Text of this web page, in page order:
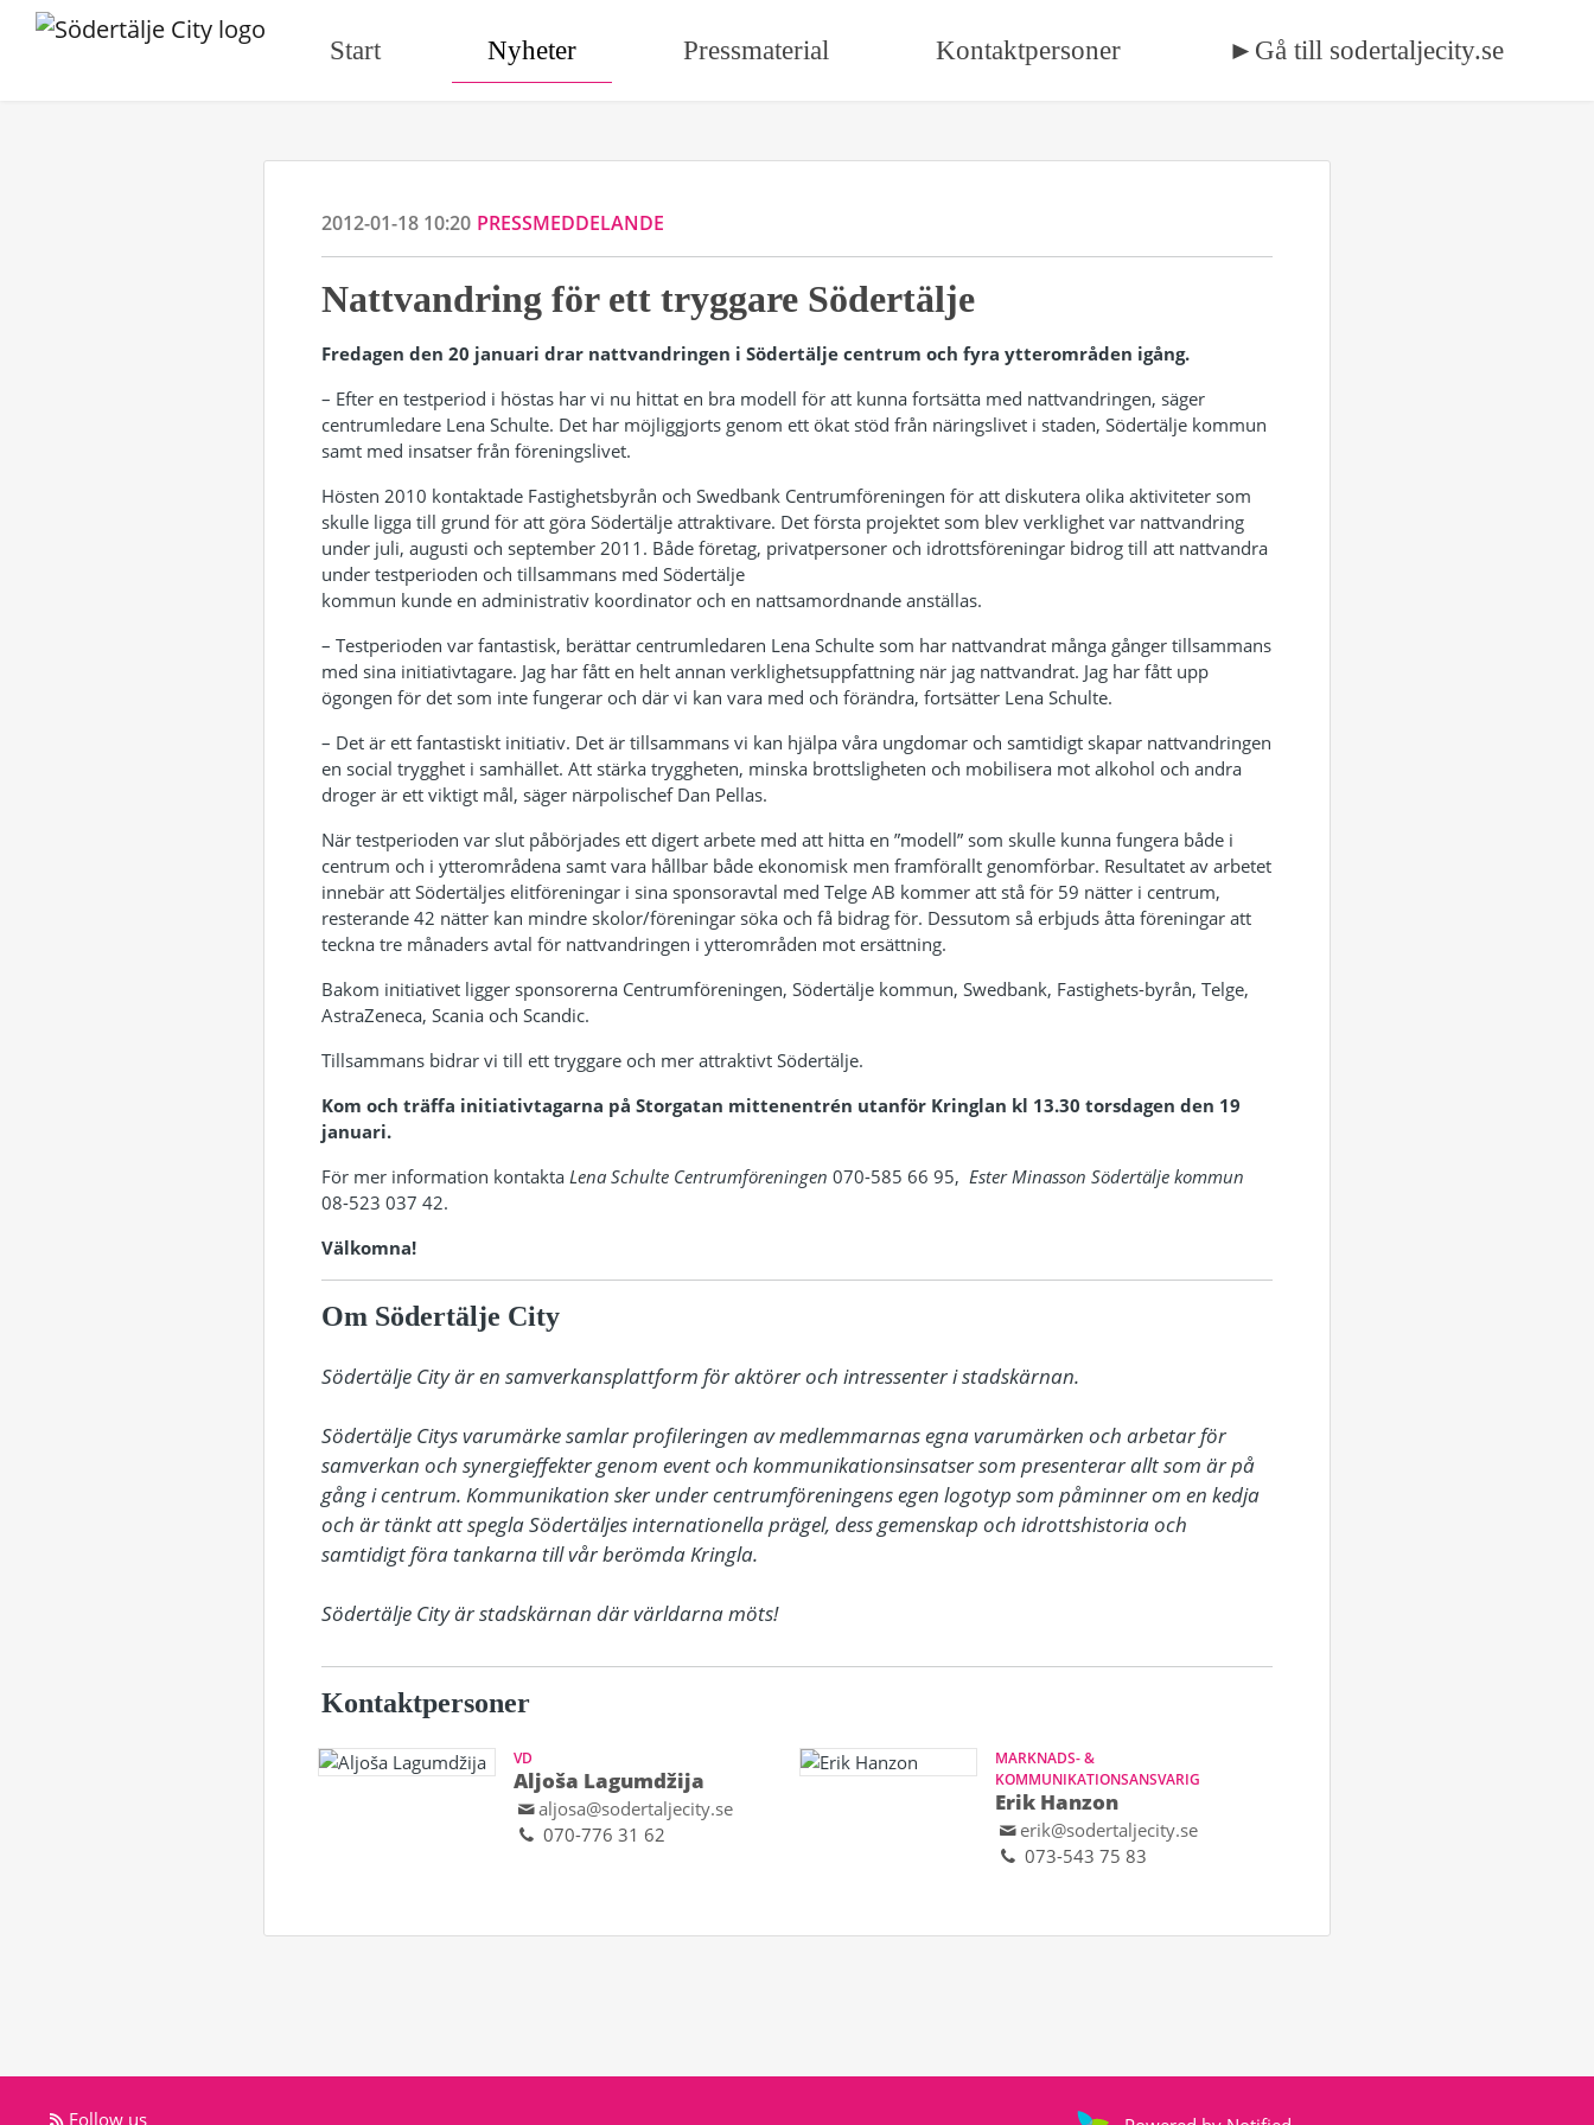
Start Nyheter Pressmaterial Kontaktpersoner ►Gå till sodertaljecity.se
2012-01-18 10:20 PRESSMEDDELANDE
Nattvandring för ett tryggare Södertälje
Fredagen den 20 januari drar nattvandringen i Södertälje centrum och fyra ytterområden igång.
– Efter en testperiod i höstas har vi nu hittat en bra modell för att kunna fortsätta med nattvandringen, säger
centrumledare Lena Schulte. Det har möjliggjorts genom ett ökat stöd från näringslivet i staden, Södertälje kommun
samt med insatser från föreningslivet.
Hösten 2010 kontaktade Fastighetsbyrån och Swedbank Centrumföreningen för att diskutera olika aktiviteter som
skulle ligga till grund för att göra Södertälje attraktivare. Det första projektet som blev verklighet var nattvandring
under juli, augusti och september 2011. Både företag, privatpersoner och idrottsföreningar bidrog till att nattvandra
under testperioden och tillsammans med Södertälje
kommun kunde en administrativ koordinator och en nattsamordnande anställas.
– Testperioden var fantastisk, berättar centrumledaren Lena Schulte som har nattvandrat många gånger tillsammans
med sina initiativtagare. Jag har fått en helt annan verklighetsuppfattning när jag nattvandrat. Jag har fått upp
ögongen för det som inte fungerar och där vi kan vara med och förändra, fortsätter Lena Schulte.
– Det är ett fantastiskt initiativ. Det är tillsammans vi kan hjälpa våra ungdomar och samtidigt skapar nattvandringen
en social trygghet i samhället. Att stärka tryggheten, minska brottsligheten och mobilisera mot alkohol och andra
droger är ett viktigt mål, säger närpolischef Dan Pellas.
När testperioden var slut påbörjades ett digert arbete med att hitta en ”modell” som skulle kunna fungera både i
centrum och i ytterområdena samt vara hållbar både ekonomisk men framförallt genomförbar. Resultatet av arbetet
innebär att Södertäljes elitföreningar i sina sponsoravtal med Telge AB kommer att stå för 59 nätter i centrum,
resterande 42 nätter kan mindre skolor/föreningar söka och få bidrag för. Dessutom så erbjuds åtta föreningar att
teckna tre månaders avtal för nattvandringen i ytterområden mot ersättning.
Bakom initiativet ligger sponsorerna Centrumföreningen, Södertälje kommun, Swedbank, Fastighets-byrån, Telge,
AstraZeneca, Scania och Scandic.
Tillsammans bidrar vi till ett tryggare och mer attraktivt Södertälje.
Kom och träffa initiativtagarna på Storgatan mittenentrén utanför Kringlan kl 13.30 torsdagen den 19
januari.
För mer information kontakta Lena Schulte Centrumföreningen 070-585 66 95, Ester Minasson Södertälje kommun
08-523 037 42.
Välkomna!
Om Södertälje City
Södertälje City är en samverkansplattform för aktörer och intressenter i stadskärnan.
Södertälje Citys varumärke samlar profileringen av medlemmarnas egna varumärken och arbetar för
samverkan och synergieffekter genom event och kommunikationsinsatser som presenterar allt som är på
gång i centrum. Kommunikation sker under centrumföreningens egen logotyp som påminner om en kedja
och är tänkt att spegla Södertäljes internationella prägel, dess gemenskap och idrottshistoria och
samtidigt föra tankarna till vår berömda Kringla.
Södertälje City är stadskärnan där världarna möts!
Kontaktpersoner
VD
Aljoša Lagumdžija
aljosa@sodertaljecity.se
070-776 31 62
MARKNADS- &
KOMMUNIKATIONSANSVARIG
Erik Hanzon
erik@sodertaljecity.se
073-543 75 83
Follow us